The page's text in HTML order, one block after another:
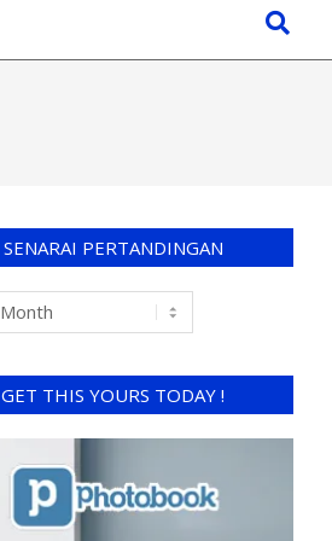
SENARAI PERTANDINGAN
GET THIS YOURS TODAY !